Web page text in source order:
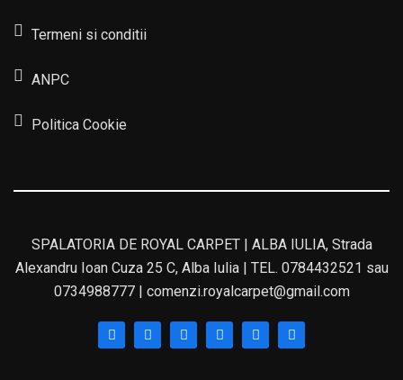
Termeni si conditii
ANPC
Politica Cookie
SPALATORIA DE ROYAL CARPET | ALBA IULIA, Strada
Alexandru Ioan Cuza 25 C, Alba Iulia | TEL. 0784432521 sau
0734988777 | comenzi.royalcarpet@gmail.com